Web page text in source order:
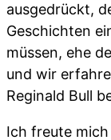
ausgedrückt,
Geschichten
müssen, ehe
und wir
Reginald Bull
Ich freute